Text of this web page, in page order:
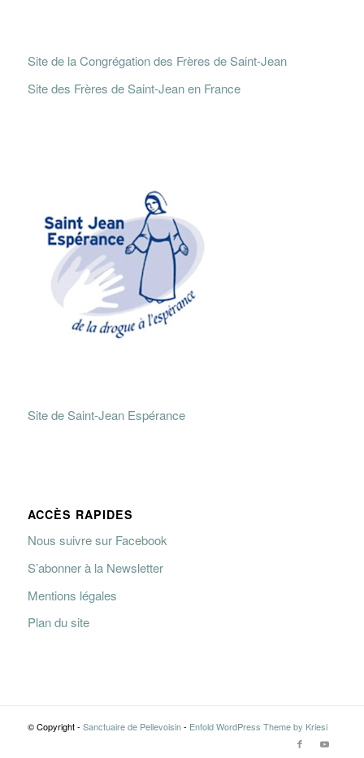
Site de la Congrégation des Frères de Saint-Jean
Site des Frères de Saint-Jean en France
Site de Saint-Jean Espérance
ACCÈS RAPIDES
Nous suivre sur Facebook
S’abonner à la Newsletter
Mentions légales
Plan du site
© Copyright - Sanctuaire de Pellevoisin- Enfold WordPress Theme by Kriesi